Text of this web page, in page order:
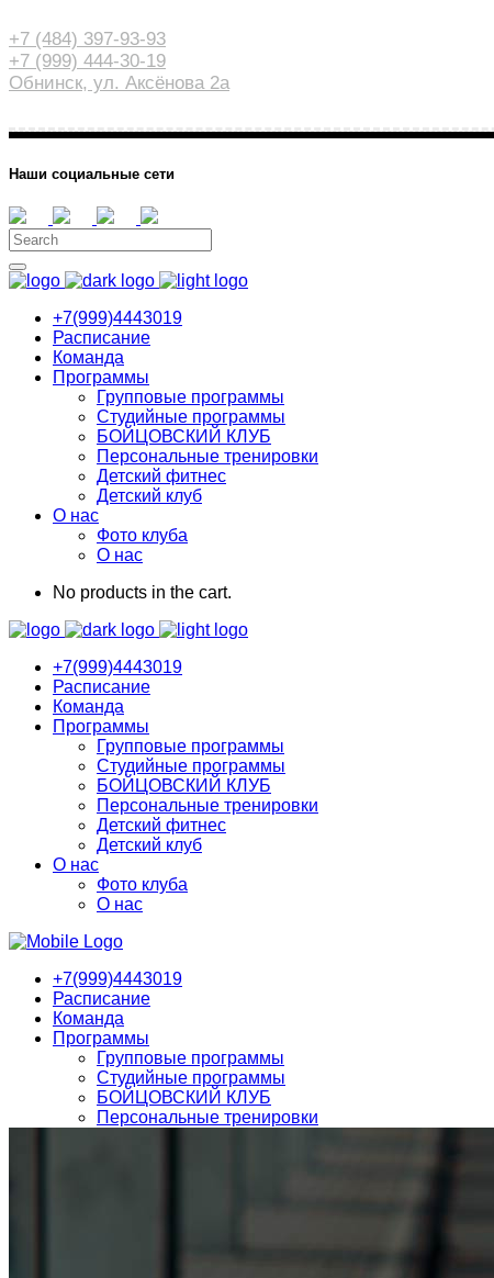
+7 (484) 397-93-93
+7 (999) 444-30-19
Обнинск, ул. Аксёнова 2а
Наши социальные сети
+7(999)4443019
Расписание
Команда
Программы
Групповые программы
Студийные программы
БОЙЦОВСКИЙ КЛУБ
Персональные тренировки
Детский фитнес
Детский клуб
О нас
Фото клуба
О нас
No products in the cart.
+7(999)4443019
Расписание
Команда
Программы
Групповые программы
Студийные программы
БОЙЦОВСКИЙ КЛУБ
Персональные тренировки
Детский фитнес
Детский клуб
О нас
Фото клуба
О нас
+7(999)4443019
Расписание
Команда
Программы
Групповые программы
Студийные программы
БОЙЦОВСКИЙ КЛУБ
Персональные тренировки